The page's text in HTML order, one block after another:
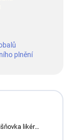
plnění
likér